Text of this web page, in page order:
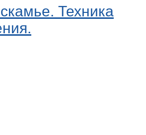
Техника